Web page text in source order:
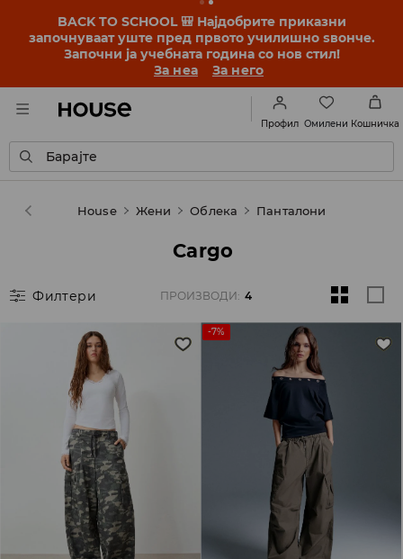
BACK TO SCHOOL 🎒 Најдобрите приказни
започнуваат уште пред првото училишно ѕвонче.
Започни ја учебната година со нов стил!
За неа
За него
Профил Омилени Кошничка
Барајте
House Жени Облека Панталони
Cargo
Филтери ПРОИЗВОДИ: 4
-7%